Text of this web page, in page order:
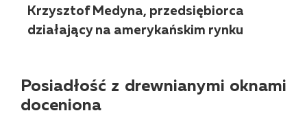
Krzysztof Medyna, przedsiębiorca
działający na amerykańskim rynku
Posiadłość z drewnianymi oknami
doceniona